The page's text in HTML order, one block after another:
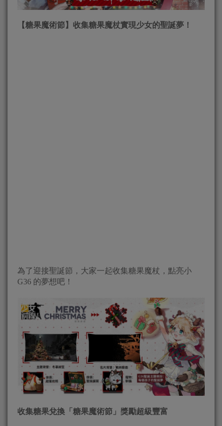
【糖果魔術節】收集糖果魔杖實現少女的聖誕夢 ！
為了迎接聖誕節，大家一起收集糖果魔杖，點亮小
G36 的夢想吧！
收集糖果兌換「 糖果魔術節 」獎勵超級豐富